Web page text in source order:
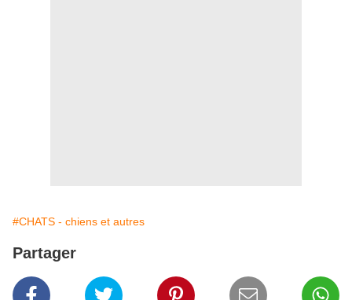
#CHATS - chiens et autres
Partager